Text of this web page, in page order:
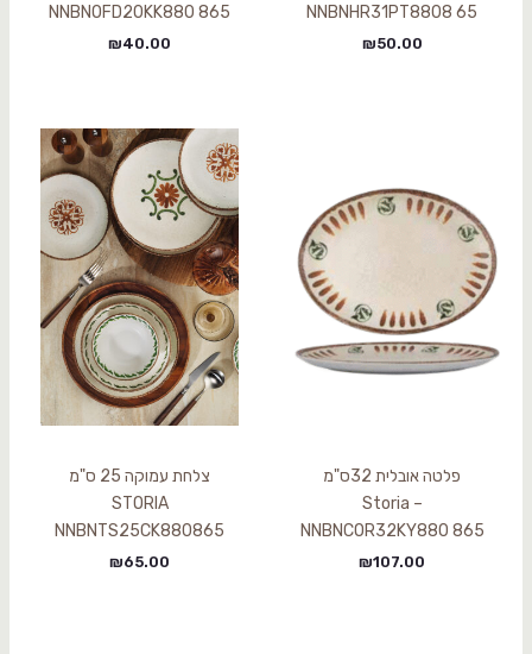
NNBNHR31PT8808 65
₪50.00
NNBNOFD20KK880 865
₪40.00
פלטה אובלית 32ס"מ
Storia –
NNBNCOR32KY880 865
₪107.00
צלחת עמוקה 25 ס"מ
STORIA
NNBNTS25CK880865
₪65.00